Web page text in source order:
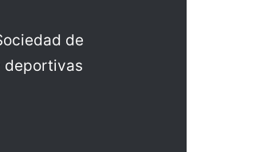
de
deportivas